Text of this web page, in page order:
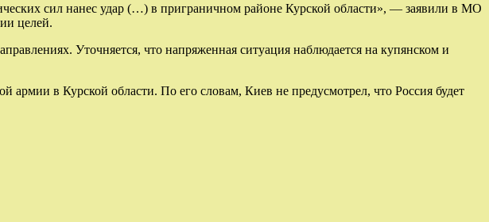
сил нанес удар (…) в приграничном районе Курской области», — заявили в МО
целей.
Уточняется, что напряженная ситуация наблюдается на купянском и
армии в Курской области. По его словам, Киев не предусмотрел, что Россия будет